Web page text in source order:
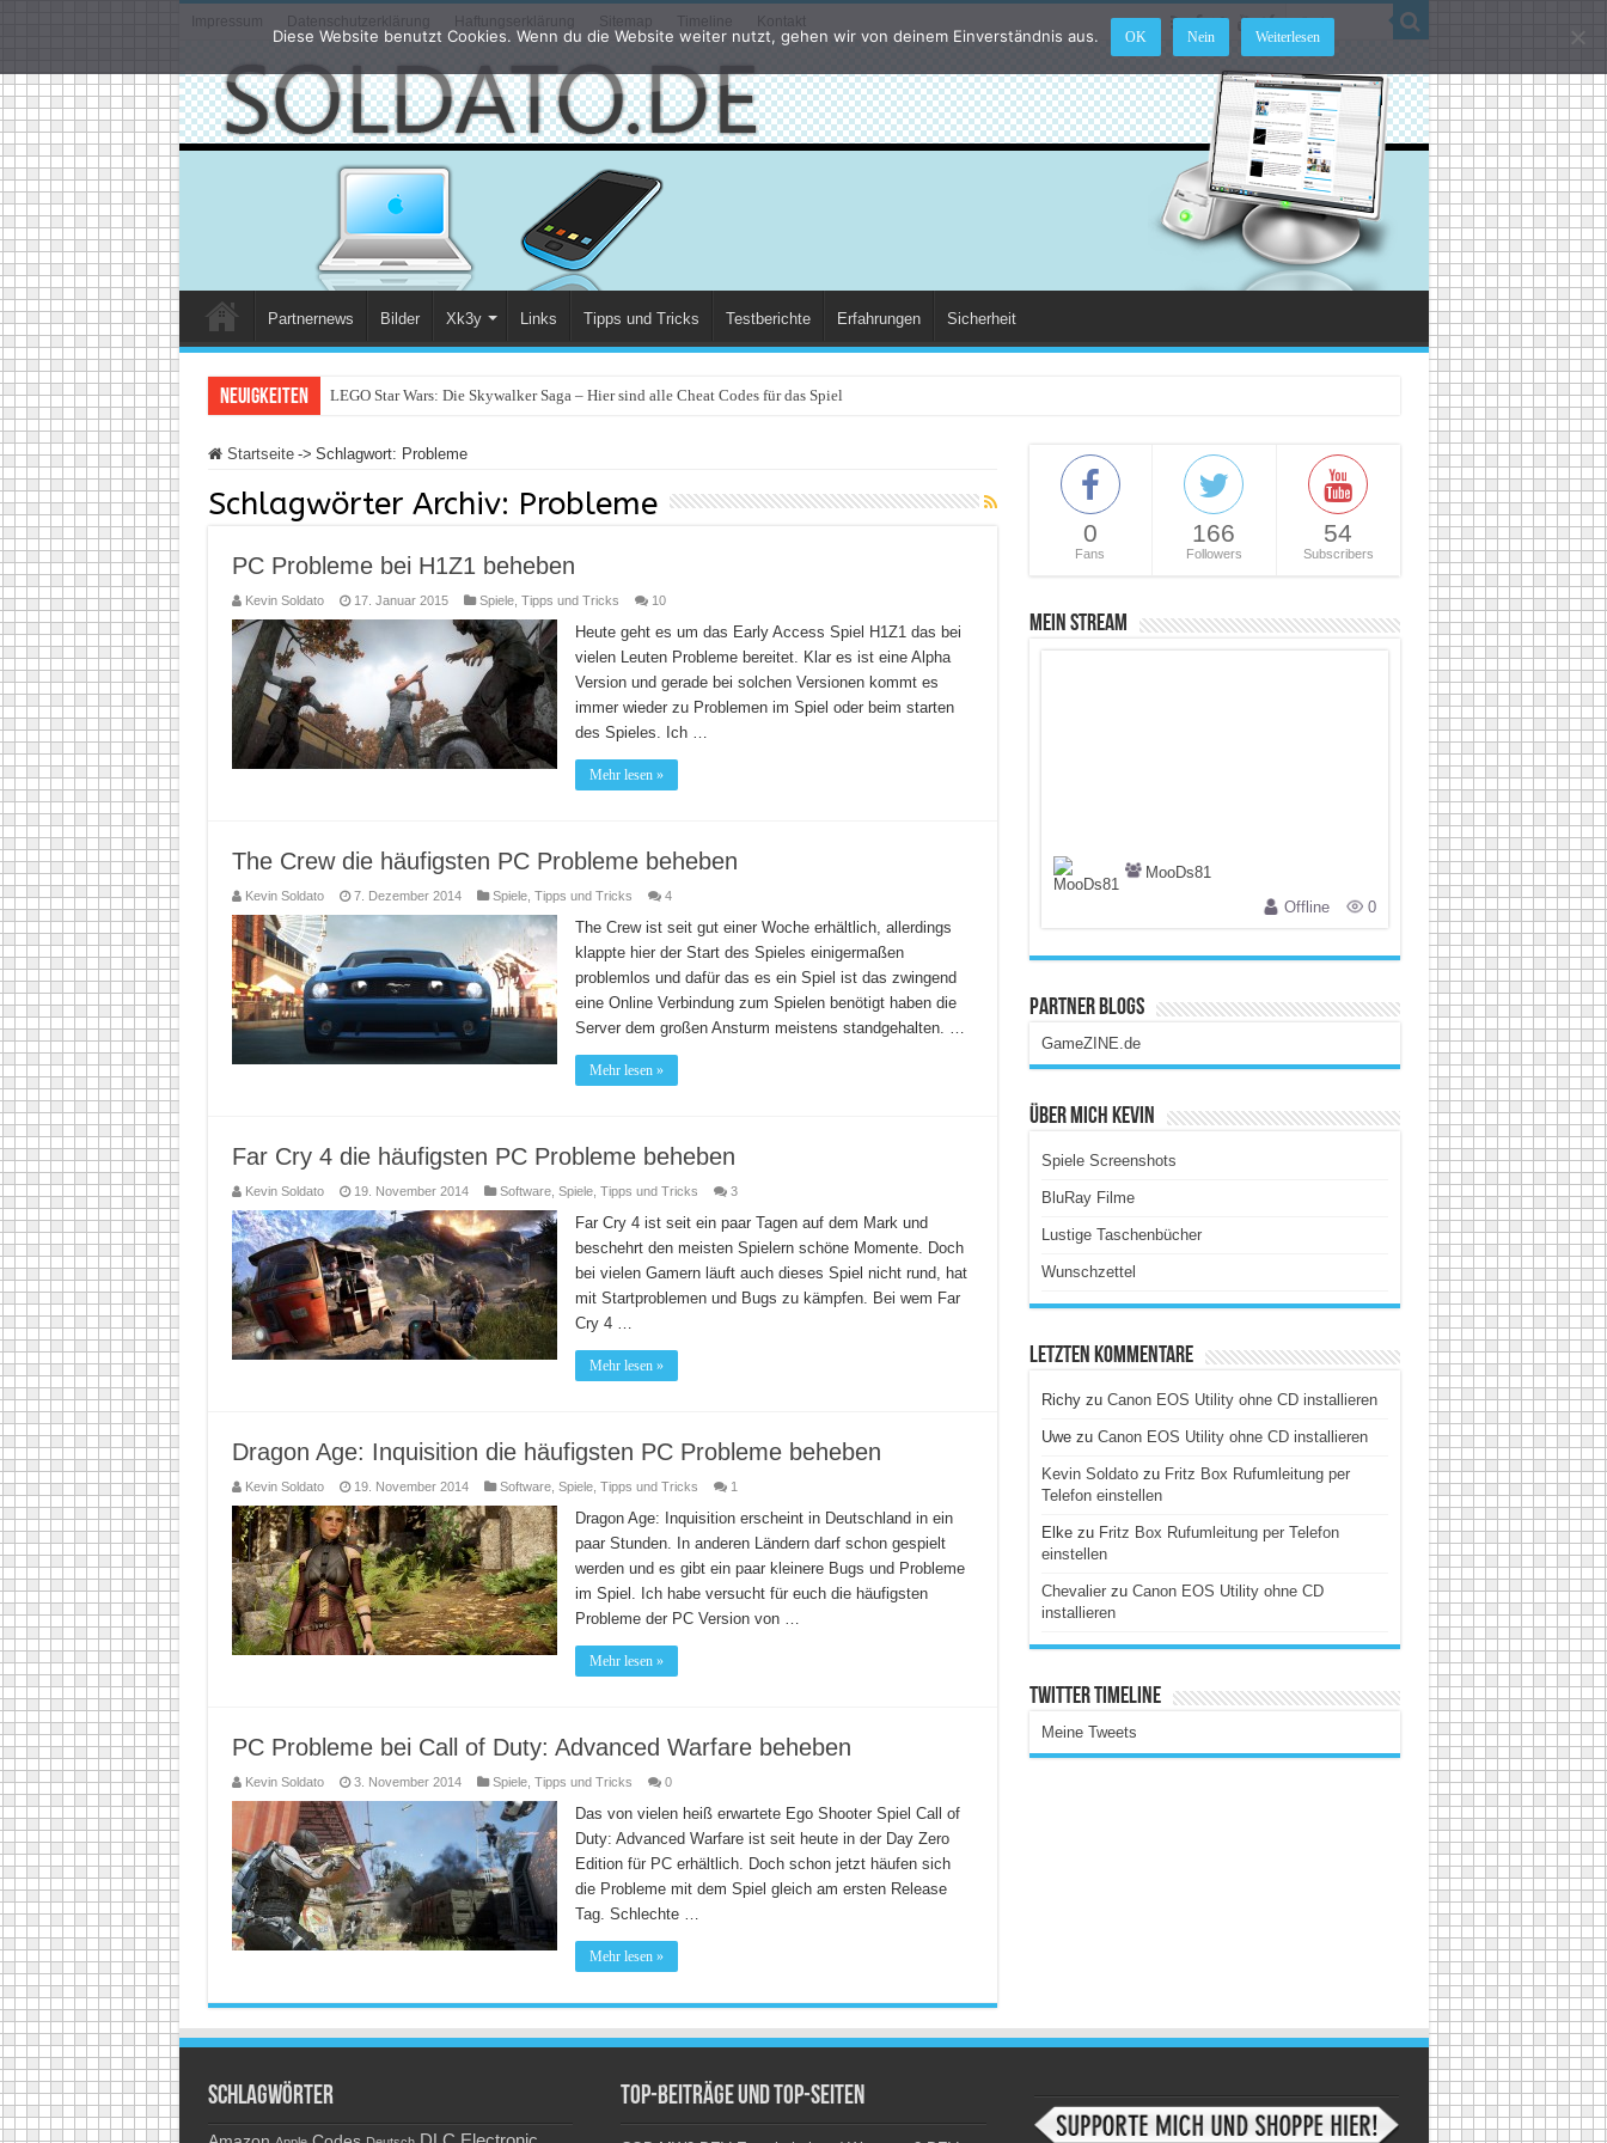
Impressum Datenschutzerklärung Haftungserklärung Sitemap Timeline Kontakt
Partnernews Bilder Xk3y Links Tipps und Tricks Testberichte Erfahrungen Sicherheit
Neuigkeiten LEGO Star Wars: Die Skywalker Saga – Hier sind alle Cheat Codes für das Spiel
Startseite -> Schlagwort: Probleme
Schlagwörter Archiv: Probleme
PC Probleme bei H1Z1 beheben
Kevin Soldato 17. Januar 2015 Spiele, Tipps und Tricks 10
Heute geht es um das Early Access Spiel H1Z1 das bei
vielen Leuten Probleme bereitet. Klar es ist eine Alpha
Version und gerade bei solchen Versionen kommt es
immer wieder zu Problemen im Spiel oder beim starten
des Spieles. Ich …
Mehr lesen »
The Crew die häufigsten PC Probleme beheben
Kevin Soldato 7. Dezember 2014 Spiele, Tipps und Tricks 4
The Crew ist seit gut einer Woche erhältlich, allerdings
klappte hier der Start des Spieles einigermaßen
problemlos und dafür das es ein Spiel ist das zwingend
eine Online Verbindung zum Spielen benötigt haben die
Server dem großen Ansturm meistens standgehalten. …
Mehr lesen »
Far Cry 4 die häufigsten PC Probleme beheben
Kevin Soldato 19. November 2014 Software, Spiele, Tipps und Tricks 3
Far Cry 4 ist seit ein paar Tagen auf dem Mark und
beschehrt den meisten Spielern schöne Momente. Doch
bei vielen Gamern läuft auch dieses Spiel nicht rund, hat
mit Startproblemen und Bugs zu kämpfen. Bei wem Far
Cry 4 …
Mehr lesen »
Dragon Age: Inquisition die häufigsten PC Probleme beheben
Kevin Soldato 19. November 2014 Software, Spiele, Tipps und Tricks 1
Dragon Age: Inquisition erscheint in Deutschland in ein
paar Stunden. In anderen Ländern darf schon gespielt
werden und es gibt ein paar kleinere Bugs und Probleme
im Spiel. Ich habe versucht für euch die häufigsten
Probleme der PC Version von …
Mehr lesen »
PC Probleme bei Call of Duty: Advanced Warfare beheben
Kevin Soldato 3. November 2014 Spiele, Tipps und Tricks 0
Das von vielen heiß erwartete Ego Shooter Spiel Call of
Duty: Advanced Warfare ist seit heute in der Day Zero
Edition für PC erhältlich. Doch schon jetzt häufen sich
die Probleme mit dem Spiel gleich am ersten Release
Tag. Schlechte …
Mehr lesen »
0
Fans
166
Followers
54
Subscribers
Mein Stream
MooDs81
Offline
0
Partner Blogs
GameZINE.de
Über Mich Kevin
Spiele Screenshots
BluRay Filme
Lustige Taschenbücher
Wunschzettel
Letzten Kommentare
Richyzu Canon EOS Utility ohne CD installieren
Uwezu Canon EOS Utility ohne CD installieren
Kevin Soldatozu Fritz Box Rufumleitung per
Telefon einstellen
Elkezu Fritz Box Rufumleitung per Telefon
einstellen
Chevalierzu Canon EOS Utility ohne CD
installieren
Twitter Timeline
Meine Tweets
Schlagwörter Top-Beiträge und Top-Seiten
Diese Website benutzt Cookies. Wenn du die Website weiter nutzt, gehen wir von deinem Einverständnis aus. OK Nein Weiterlesen